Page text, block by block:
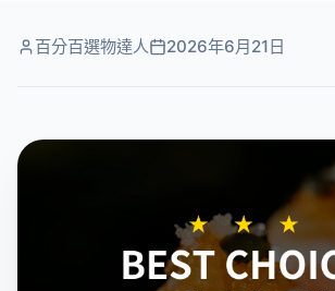
百分百選物達人 2026年6月21日